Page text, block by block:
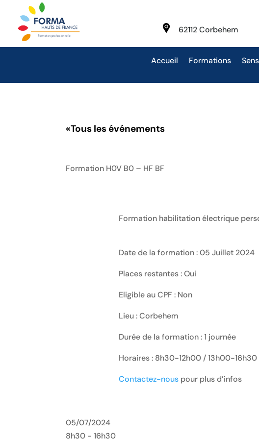
62112 Corbehem
Accueil Formations
«Tous les événements
Formation H0V B0 – HF BF
Formation habilitation électrique
Date de la formation : 05 Juillet 2024
Places restantes : Oui
Eligible au CPF : Non
Lieu : Corbehem
Durée de la formation : 1 journée
Horaires : 8h30-12h00 / 13h00-16h30
Contactez-nouspour plus d’infos
05/07/2024
8h30 - 16h30